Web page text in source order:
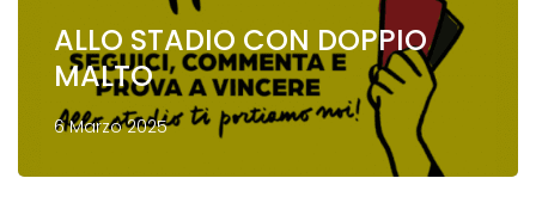
ALLO STADIO CON DOPPIO
MALTO
6 Marzo 2025